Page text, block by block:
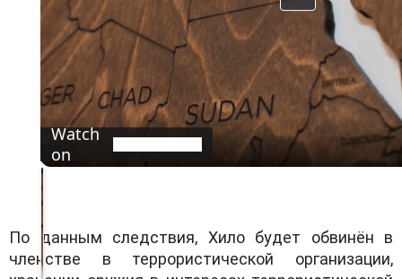
P
a
e
o
Watch
on
По данным следствия, Хило будет обвинён в
членстве в террористической организации,